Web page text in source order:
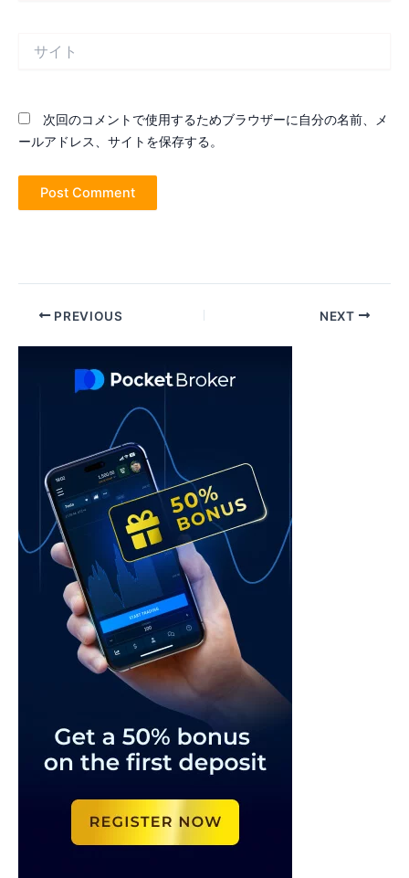
次回のコメントで使用するためブラウザーに自分の名前、メ
ールアドレス、サイトを保存する。
Post PREVIOUS NEXT